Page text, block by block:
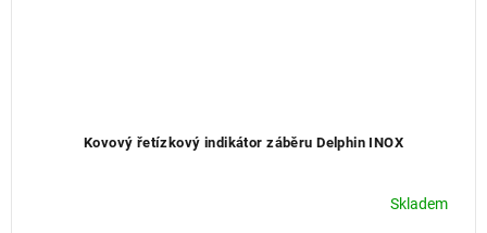
Kovový řetízkový indikátor záběru Delphin INOX
Skladem